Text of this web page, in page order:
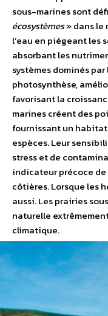
sous-marines sont
écosystèmes» dans le
l’eau en piégeant les
absorbant les
systèmes dominés
photosynthèse,
favorisant la
marines créent des
fournissant un
espèces. Leur
stress et de
indicateur précoce
côtières. Lorsque les
aussi. Les prairies
naturelle
climatique.